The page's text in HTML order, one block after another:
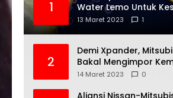
1
Water Lemo Untuk
Anda
13 Maret 2023 1
2
Demi Xpander,
Bakal Mengimpor
Pajero Sport
14 Maret 2023 0